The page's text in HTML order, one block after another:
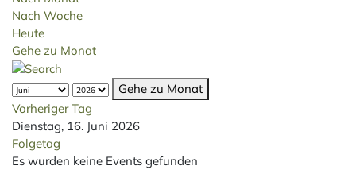
Nach Woche
Heute
Gehe zu Monat
Gehe zu Monat
Vorheriger Tag
Dienstag, 16. Juni 2026
Folgetag
Es wurden keine Events gefunden